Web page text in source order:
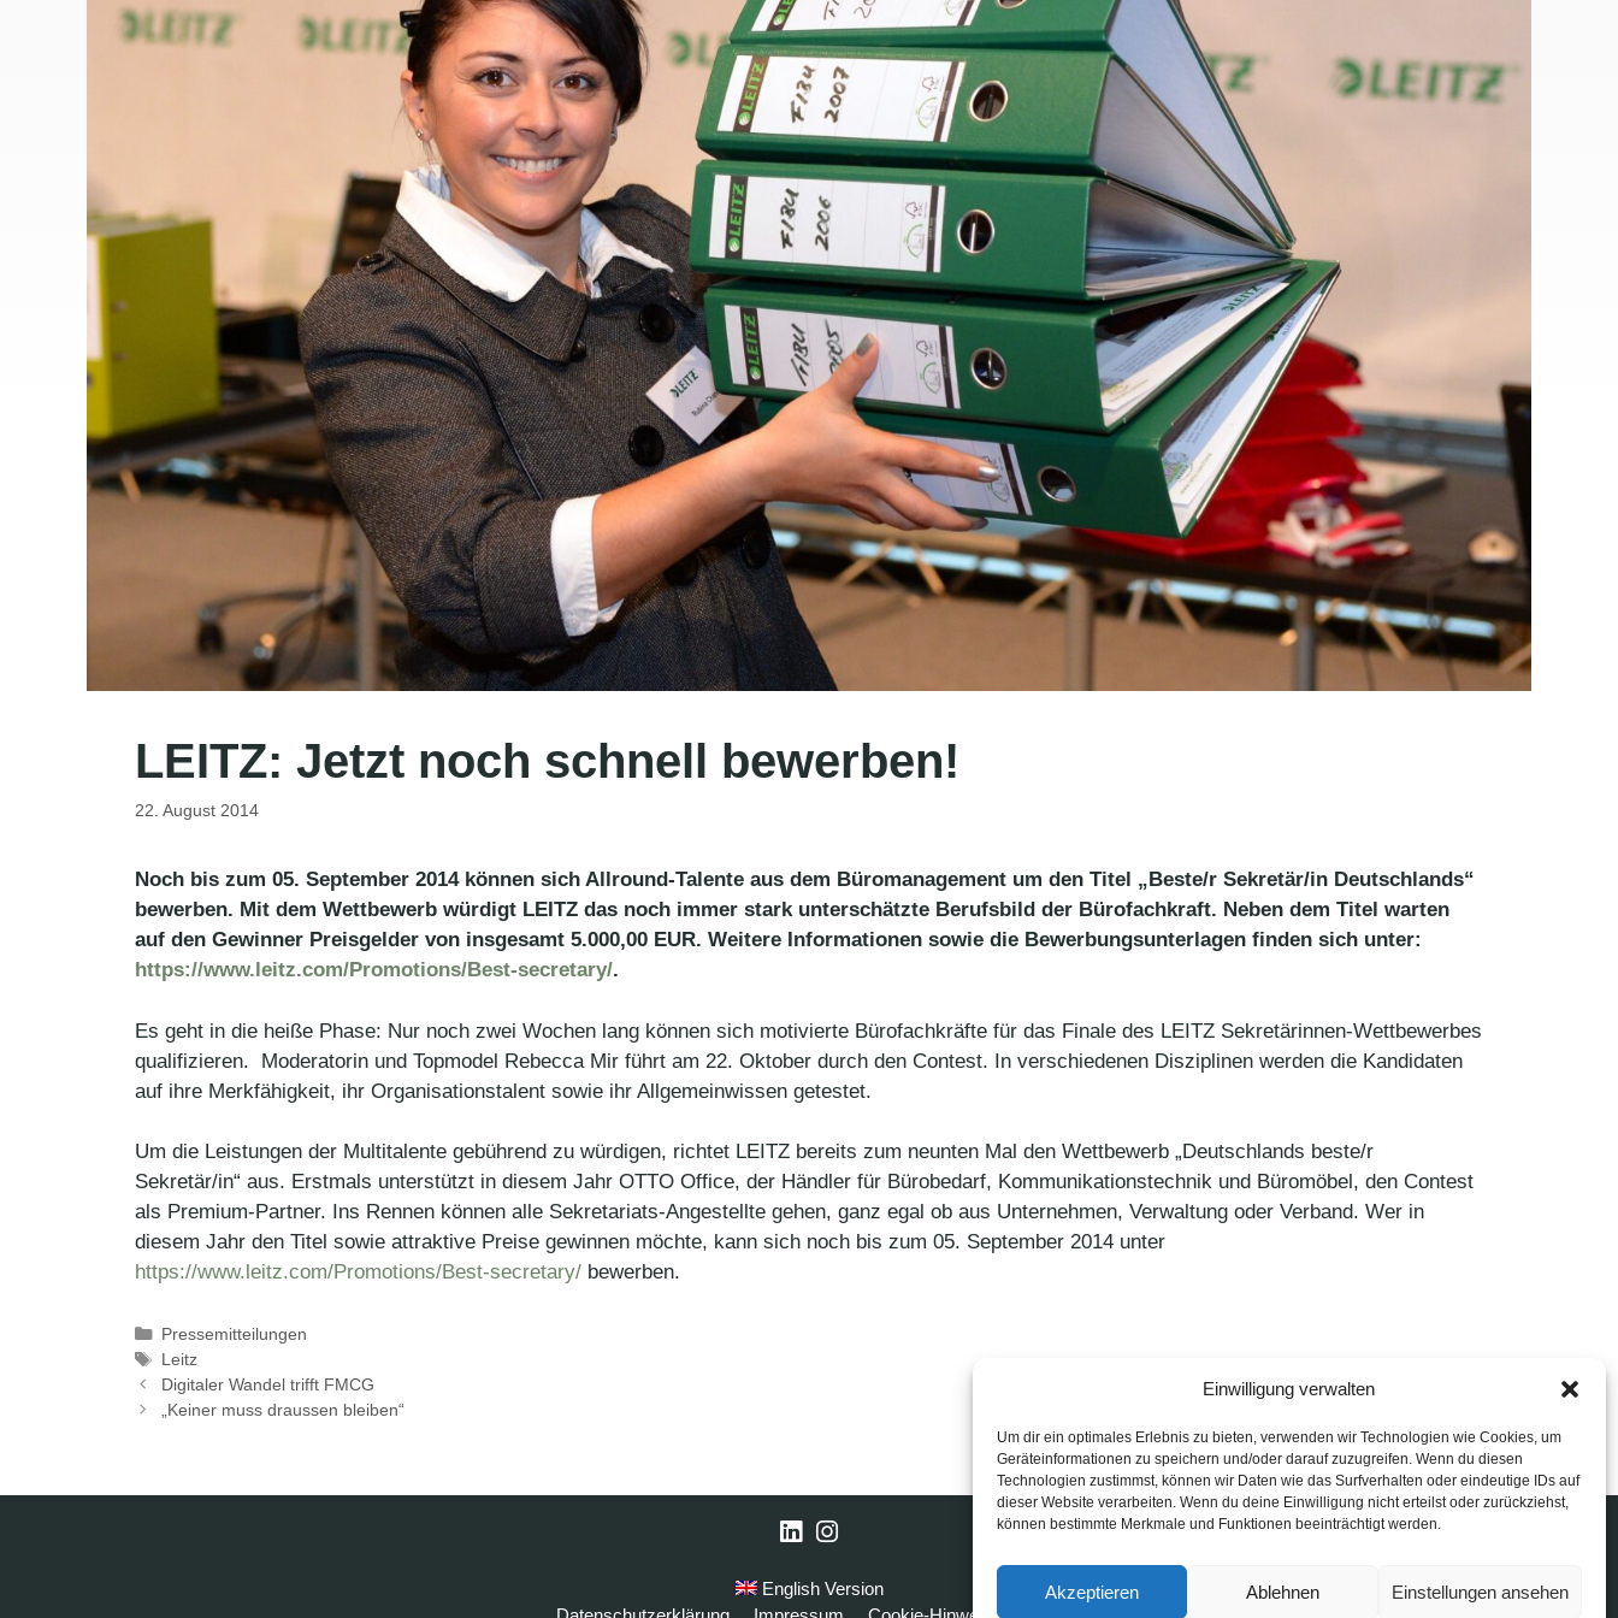
Einwilligung verwalten
Um dir ein optimales Erlebnis zu bieten, verwenden wir Technologien wie Cookies, um
Geräteinformationen zu speichern und/oder darauf zuzugreifen. Wenn du diesen
Technologien zustimmst, können wir Daten wie das Surfverhalten oder eindeutige IDs auf
dieser Website verarbeiten. Wenn du deine Einwilligung nicht erteilst oder zurückziehst,
können bestimmte Merkmale und Funktionen beeinträchtigt werden.
Akzeptieren Ablehnen Einstellungen ansehen
LEITZ: Jetzt noch schnell bewerben!
22. August 2014
Noch bis zum 05. September 2014 können sich Allround-Talente aus dem Büromanagement um den Titel „Beste/r Sekretär/in Deutschlands“
bewerben. Mit dem Wettbewerb würdigt LEITZ das noch immer stark unterschätzte Berufsbild der Bürofachkraft. Neben dem Titel warten
auf den Gewinner Preisgelder von insgesamt 5.000,00 EUR. Weitere Informationen sowie die Bewerbungsunterlagen finden sich unter:
https://www.leitz.com/Promotions/Best-secretary/.
Es geht in die heiße Phase: Nur noch zwei Wochen lang können sich motivierte Bürofachkräfte für das Finale des LEITZ Sekretärinnen-Wettbewerbes
qualifizieren. Moderatorin und Topmodel Rebecca Mir führt am 22. Oktober durch den Contest. In verschiedenen Disziplinen werden die Kandidaten
auf ihre Merkfähigkeit, ihr Organisationstalent sowie ihr Allgemeinwissen getestet.
Um die Leistungen der Multitalente gebührend zu würdigen, richtet LEITZ bereits zum neunten Mal den Wettbewerb „Deutschlands beste/r
Sekretär/in“ aus. Erstmals unterstützt in diesem Jahr OTTO Office, der Händler für Bürobedarf, Kommunikationstechnik und Büromöbel, den Contest
als Premium-Partner. Ins Rennen können alle Sekretariats-Angestellte gehen, ganz egal ob aus Unternehmen, Verwaltung oder Verband. Wer in
diesem Jahr den Titel sowie attraktive Preise gewinnen möchte, kann sich noch bis zum 05. September 2014 unter
https://www.leitz.com/Promotions/Best-secretary/ bewerben.
Kategorien
Pressemitteilungen
Schlagwörter
Leitz
Digitaler Wandel trifft FMCG
„Keiner muss draussen bleiben“
LinkedInInstagram
English Version